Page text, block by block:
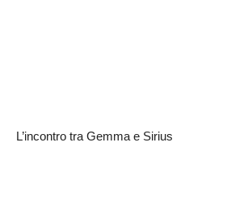
L’incontro tra Gemma e Sirius